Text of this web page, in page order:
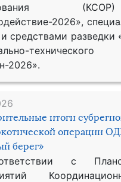
2026»,
средствами разведки
2026».
итоги
операции
берег»
с